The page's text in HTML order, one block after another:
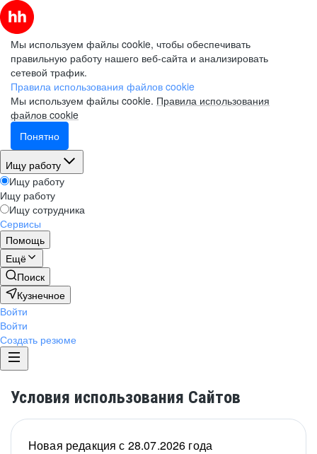
Мы используем файлы cookie, чтобы обеспечивать
правильную работу нашего веб-сайта и анализировать
сетевой трафик.
Правила использования файлов cookie
Мы используем файлы cookie. Правила использования
файлов cookie
Понятно
Ищу работу
Ищу работу
Ищу работу
Ищу сотрудника
Сервисы
Помощь
Ещё
Поиск
Кузнечное
Войти
Войти
Создать резюме
Условия использования Сайтов
Новая редакция с 28.07.2026 года